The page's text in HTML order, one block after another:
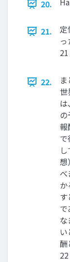
20.
21.
定
21
22.
世
報
で
想
か
酬
22